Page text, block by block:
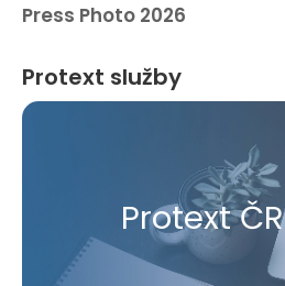
Press Photo 2026
Protext služby
Protext ČR